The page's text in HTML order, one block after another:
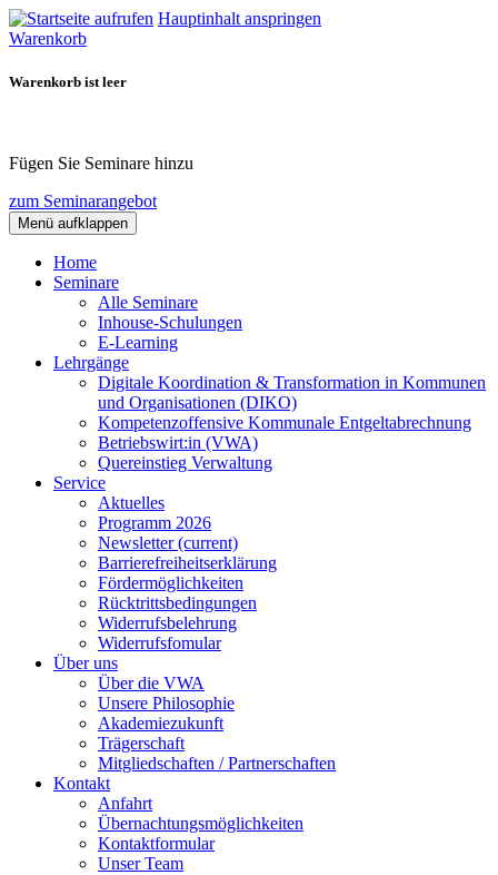
Hauptinhalt anspringen
Warenkorb
Warenkorb ist leer
Fügen Sie Seminare hinzu
zum Seminarangebot
Menü aufklappen
Home
Seminare
Alle Seminare
Inhouse-Schulungen
E-Learning
Lehrgänge
Digitale Koordination & Transformation in Kommunen
und Organisationen (DIKO)
Kompetenzoffensive Kommunale Entgeltabrechnung
Betriebswirt:in (VWA)
Quereinstieg Verwaltung
Service
Aktuelles
Programm 2026
Newsletter(current)
Barrierefreiheitserklärung
Fördermöglichkeiten
Rücktrittsbedingungen
Widerrufsbelehrung
Widerrufsfomular
Über uns
Über die VWA
Unsere Philosophie
Akademiezukunft
Trägerschaft
Mitgliedschaften / Partnerschaften
Kontakt
Anfahrt
Übernachtungsmöglichkeiten
Kontaktformular
Unser Team